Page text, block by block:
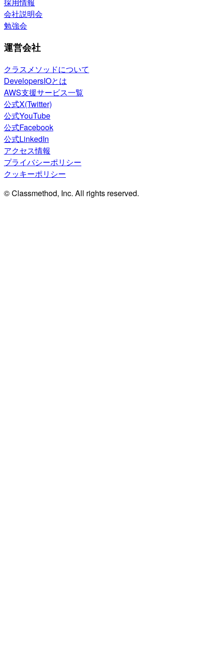
採用情報
会社説明会
勉強会
運営会社
クラスメソッドについて
DevelopersIOとは
AWS支援サービス一覧
公式X(Twitter)
公式YouTube
公式Facebook
公式LinkedIn
アクセス情報
プライバシーポリシー
クッキーポリシー
© Classmethod, Inc. All rights reserved.